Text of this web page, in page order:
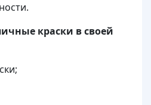
краски в своей